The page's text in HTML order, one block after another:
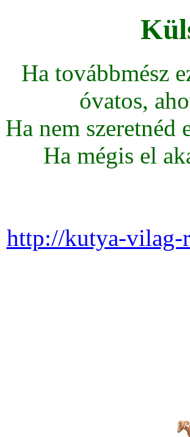
Ha továbbmész
óvatos,
Ha nem szeretnéd
Ha mégis el
http://kutya-vilag-